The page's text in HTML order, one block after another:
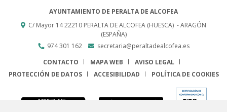
AYUNTAMIENTO DE PERALTA DE ALCOFEA
C/ Mayor 1422210 PERALTA DE ALCOFEA (HUESCA) - ARAGÓN
(ESPAÑA)
974 301 162
secretaria@peraltadealcofea.es
CONTACTO
MAPA WEB
AVISO LEGAL
PROTECCIÓN DE DATOS
ACCESIBILIDAD POLÍTICA DE COOKIES